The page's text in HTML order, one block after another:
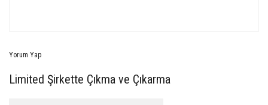
Yorum Yap
Limited Şirkette Çıkma ve Çıkarma